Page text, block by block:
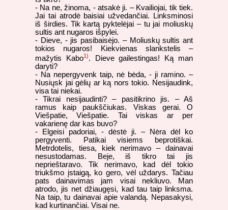
- Na ne, žinoma, - atsakė ji. – Kvailiojai, tik tiek.
Jai tai atrodė baisiai užvedančiai. Linksminosi
iš širdies. Tik kartą pyktelėjai – tu jai moliuskų
sultis ant nugaros išpylei.
- Dieve, - jis pasibaisėjo. – Moliuskų sultis ant
tokios nugaros! Kiekvienas slankstelis –
mažytis Kabo1). Dieve gailestingas! Ką man
daryti?
- Na nepergyvenk taip, nė bėda, - ji ramino. –
Nusiųsk jai gėlių ar ką nors tokio. Nesijaudink,
visa tai niekai.
- Tikrai nesijaudinti? – pasitikrino jis. – Aš
ramus kaip paukščiukas. Viskas gerai. O
Viešpatie, Viešpatie. Tai viskas ar per
vakarienę dar kas buvo?
- Elgeisi padoriai, - dėstė ji. – Nėra dėl ko
pergyventi. Patikai visiems beprotiškai.
Metrdotelis, tiesa, kiek nerimavo – dainavai
nesustodamas. Beje, iš tikro tai jis
neprieštaravo. Tik nerimavo, kad dėl tokio
triukšmo įstaigą, ko gero, vėl uždarys. Tačiau
pats dainavimas jam visai nekliuvo. Man
atrodo, jis net džiaugęsi, kad tau taip linksma.
Na taip, tu dainavai apie valandą. Nepasakysi,
kad kurtinančiai. Visai ne.